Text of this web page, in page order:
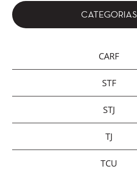
CATEGORIAS
CARF
STF
STJ
TJ
TCU